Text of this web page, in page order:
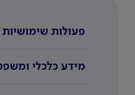
פעולות שימושיות
מידע כלכלי